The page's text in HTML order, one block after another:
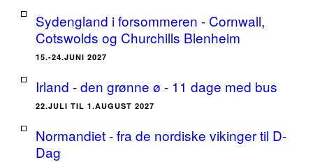
Sydengland i forsommeren - Cornwall,
Cotswolds og Churchills Blenheim
15.-24.JUNI 2027
Irland - den grønne ø - 11 dage med bus
22.JULI TIL 1.AUGUST 2027
Normandiet - fra de nordiske vikinger til D-
Dag